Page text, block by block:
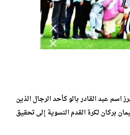
اسم عبد القادر بالو كأحد الرجال الذين
بركان لكرة القدم النسوية إلى تحقيق